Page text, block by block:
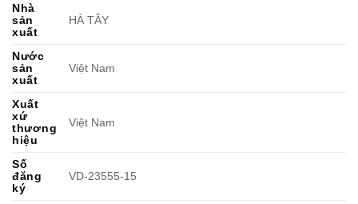
Nhà
sản
xuất
HÀ TÂY
Nước
sản
xuất
Việt Nam
Xuất
xứ
thương
hiệu
Việt Nam
Số
đăng
ký
VD-23555-15